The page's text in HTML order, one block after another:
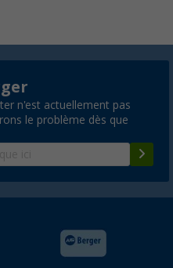
n'est actuellement pas
le problème dès que